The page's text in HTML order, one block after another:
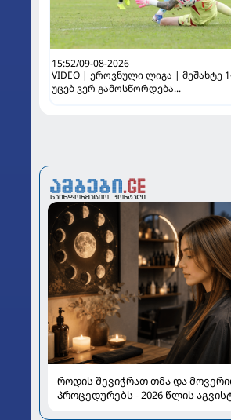
15:52/09-08-2026
VIDEO | ეროვნული ლიგა | მეშახტე
უცებ ვერ გამოსწორდება...
როდის შევიჭრათ თმა და
პროცედურებს - 2026 წლის